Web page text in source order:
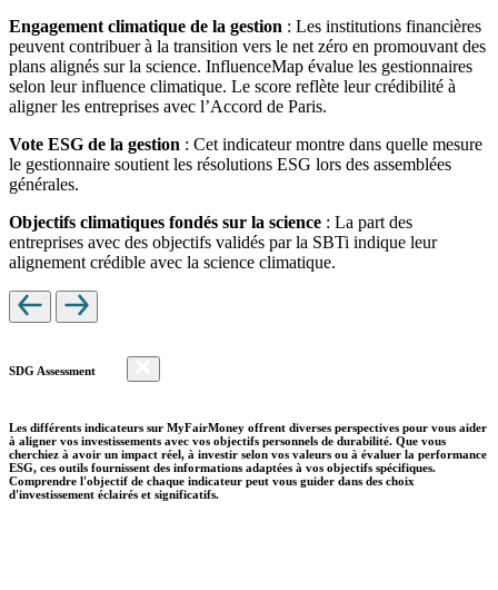
Engagement climatique de la gestion : Les institutions financières
peuvent contribuer à la transition vers le net zéro en promouvant des
plans alignés sur la science. InfluenceMap évalue les gestionnaires
selon leur influence climatique. Le score reflète leur crédibilité à
aligner les entreprises avec l’Accord de Paris.
Vote ESG de la gestion : Cet indicateur montre dans quelle mesure
le gestionnaire soutient les résolutions ESG lors des assemblées
générales.
Objectifs climatiques fondés sur la science : La part des
entreprises avec des objectifs validés par la SBTi indique leur
alignement crédible avec la science climatique.
SDG Assessment
Les différents indicateurs sur MyFairMoney offrent diverses perspectives pour vous aider
à aligner vos investissements avec vos objectifs personnels de durabilité. Que vous
cherchiez à avoir un impact réel, à investir selon vos valeurs ou à évaluer la performance
ESG, ces outils fournissent des informations adaptées à vos objectifs spécifiques.
Comprendre l'objectif de chaque indicateur peut vous guider dans des choix
d'investissement éclairés et significatifs.